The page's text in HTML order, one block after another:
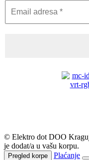
© Elektro dot DOO
je dodat/a u vašu korpu.
Pregled korpe Plaćanje